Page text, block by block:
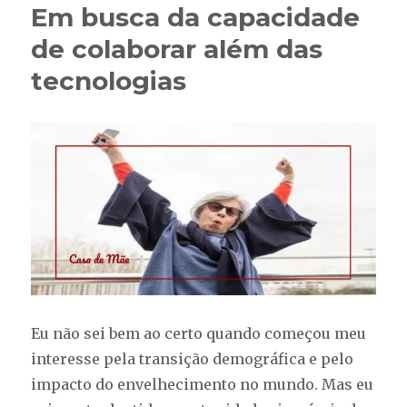
Em busca da capacidade
de colaborar além das
tecnologias
Eu não sei bem ao certo quando começou meu
interesse pela transição demográfica e pelo
impacto do envelhecimento no mundo. Mas eu